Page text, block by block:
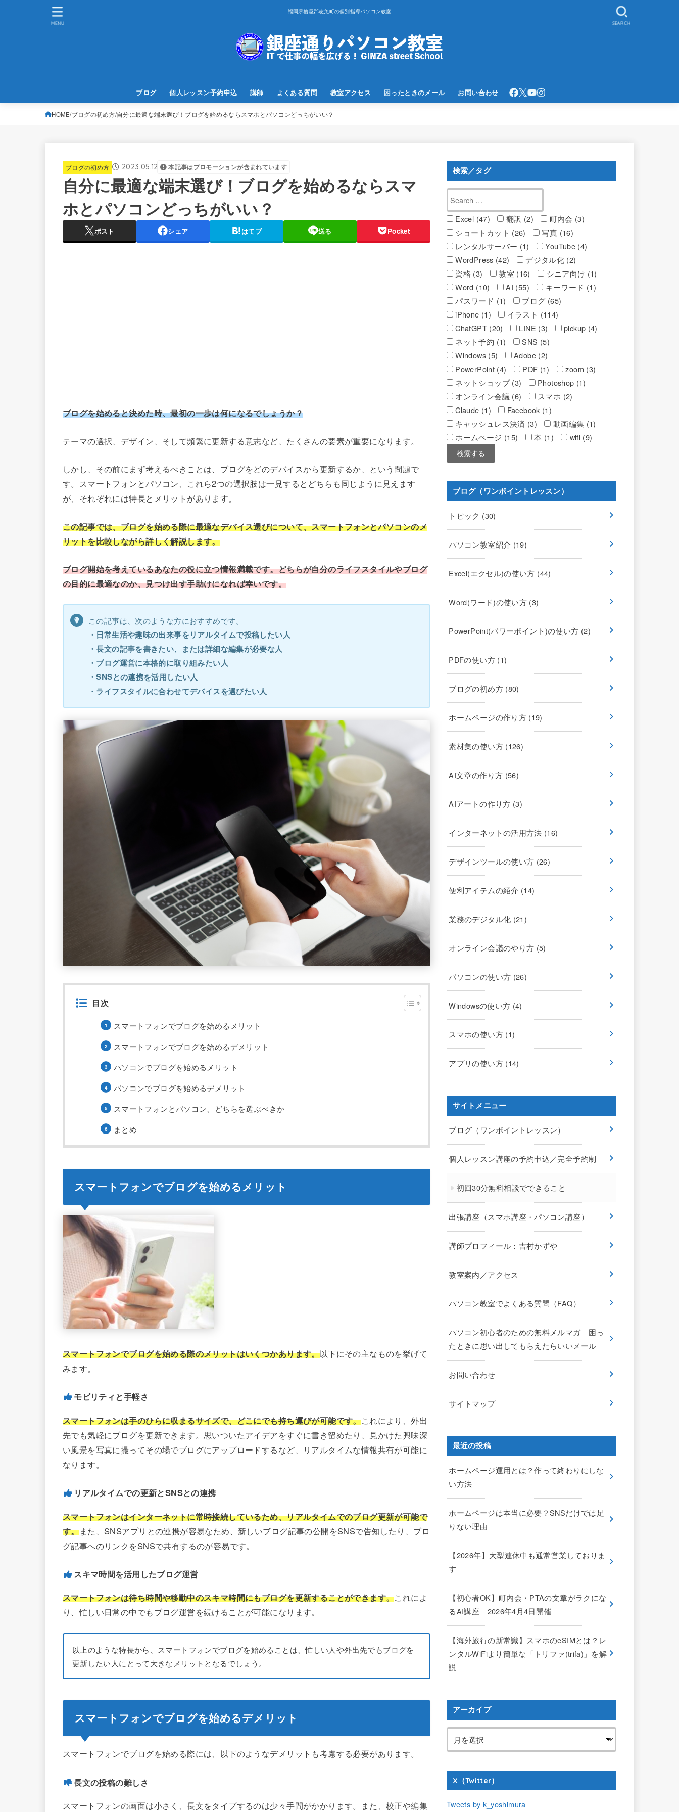
福岡県糟屋郡志免町の個別指導パソコン教室
ブログ 個人レッスン予約申込 講師 よくある質問 教室アクセス 困ったときのメール お問い合わせ
SEARCH
MENU
HOME ブログの初め方 自分に最適な端末選び！ブログを始めるならスマホとパソコンどっちがいい？
ブログの初め方 2023.05.12 本記事はプロモーションが含まれています
自分に最適な端末選び！ブログを始めるならスマ
ホとパソコンどっちがいい？
ポスト シェア はてブ 送る Pocket
ブログを始めると決めた時、最初の一歩は何になるでしょうか？
テーマの選択、デザイン、そして頻繁に更新する意志など、たくさんの要素が重要になります。
しかし、その前にまず考えるべきことは、ブログをどのデバイスから更新するか、という問題で
す。スマートフォンとパソコン、これら2つの選択肢は一見するとどちらも同じように見えます
が、それぞれには特長とメリットがあります。
この記事では、ブログを始める際に最適なデバイス選びについて、スマートフォンとパソコンのメ
リットを比較しながら詳しく解説します。
ブログ開始を考えているあなたの役に立つ情報満載です。どちらが自分のライフスタイルやブログ
の目的に最適なのか、見つけ出す手助けになれば幸いです。
この記事は、次のような方におすすめです。
・日常生活や趣味の出来事をリアルタイムで投稿したい人
・長文の記事を書きたい、または詳細な編集が必要な人
・ブログ運営に本格的に取り組みたい人
・SNSとの連携を活用したい人
・ライフスタイルに合わせてデバイスを選びたい人
目次
スマートフォンでブログを始めるメリット
スマートフォンでブログを始めるデメリット
パソコンでブログを始めるメリット
パソコンでブログを始めるデメリット
スマートフォンとパソコン、どちらを選ぶべきか
まとめ
スマートフォンでブログを始めるメリット
スマートフォンでブログを始める際のメリットはいくつかあります。以下にその主なものを挙げて
みます。
モビリティと手軽さ
スマートフォンは手のひらに収まるサイズで、どこにでも持ち運びが可能です。これにより、外出
先でも気軽にブログを更新できます。思いついたアイデアをすぐに書き留めたり、見かけた興味深
い風景を写真に撮ってその場でブログにアップロードするなど、リアルタイムな情報共有が可能に
なります。
リアルタイムでの更新とSNSとの連携
スマートフォンはインターネットに常時接続しているため、リアルタイムでのブログ更新が可能で
す。また、SNSアプリとの連携が容易なため、新しいブログ記事の公開をSNSで告知したり、ブロ
グ記事へのリンクをSNSで共有するのが容易です。
スキマ時間を活用したブログ運営
スマートフォンは待ち時間や移動中のスキマ時間にもブログを更新することができます。これによ
り、忙しい日常の中でもブログ運営を続けることが可能になります。
以上のような特長から、スマートフォンでブログを始めることは、忙しい人や外出先でもブログを
更新したい人にとって大きなメリットとなるでしょう。
スマートフォンでブログを始めるデメリット
スマートフォンでブログを始める際には、以下のようなデメリットも考慮する必要があります。
長文の投稿の難しさ
スマートフォンの画面は小さく、長文をタイプするのは少々手間がかかります。また、校正や編集
検索／タグ
Excel (47) 翻訳 (2)
町内会 (3)
ショートカット (26)
写真 (16)
レンタルサーバー (1)
YouTube (4)
WordPress (42)
デジタル化 (2)
資格 (3)
教室 (16)
シニア向け (1)
Word (10)
AI (55)
キーワード (1)
パスワード (1)
ブログ (65)
iPhone (1)
イラスト (114)
ChatGPT (20)
LINE (3)
pickup (4)
ネット予約 (1)
SNS (5)
Windows (5)
Adobe (2)
PowerPoint (4)
PDF (1)
zoom (3)
ネットショップ (3)
Photoshop (1)
オンライン会議 (6)
スマホ (2)
Claude (1)
Facebook (1)
キャッシュレス決済 (3)
動画編集 (1)
ホームページ (15)
本 (1) wifi (9)
ブログ（ワンポイントレッスン）
トピック (30)
パソコン教室紹介 (19)
Excel(エクセル)の使い方 (44)
Word(ワード)の使い方 (3)
PowerPoint(パワーポイント)の使い方 (2)
PDFの使い方 (1)
ブログの初め方 (80)
ホームページの作り方 (19)
素材集の使い方 (126)
AI文章の作り方 (56)
AIアートの作り方 (3)
インターネットの活用方法 (16)
デザインツールの使い方 (26)
便利アイテムの紹介 (14)
業務のデジタル化 (21)
オンライン会議のやり方 (5)
パソコンの使い方 (26)
Windowsの使い方 (4)
スマホの使い方 (1)
アプリの使い方 (14)
サイトメニュー
ブログ（ワンポイントレッスン）
個人レッスン講座の予約申込／完全予約制
初回30分無料相談でできること
出張講座（スマホ講座・パソコン講座）
講師プロフィール：吉村かずや
教室案内／アクセス
パソコン教室でよくある質問（FAQ）
パソコン初心者のための無料メルマガ｜困っ
たときに思い出してもらえたらいいメール
お問い合わせ
サイトマップ
最近の投稿
ホームページ運用とは？作って終わりにしな
い方法
ホームページは本当に必要？SNSだけでは足
りない理由
【2026年】大型連休中も通常営業しておりま
す
【初心者OK】町内会・PTAの文章がラクにな
るAI講座｜2026年4月4日開催
【海外旅行の新常識】スマホのeSIMとは？レ
ンタルWiFiより簡単な「トリファ(trifa)」を解
説
アーカイブ
X（Twitter）
Tweets by k_yoshimura